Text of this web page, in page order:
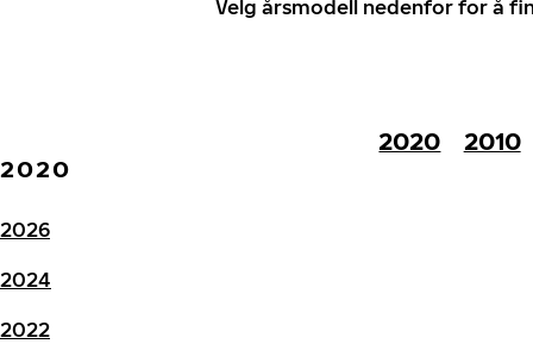
Velg årsmodell nedenfor for å
2020 2010
2020
2026
2024
2022